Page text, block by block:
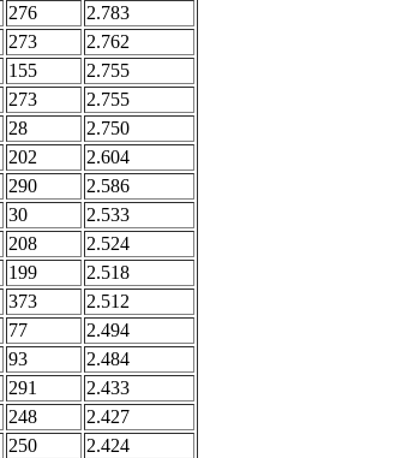
276 2.783
273 2.762
155 2.755
273 2.755
28 2.750
202 2.604
290 2.586
30 2.533
208 2.524
199 2.518
373 2.512
77 2.494
93 2.484
291 2.433
248 2.427
250 2.424